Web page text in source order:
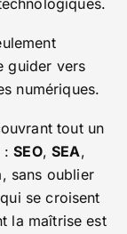
guider vers
numériques.
tout un
:SEO,SEA,
sans oublier
se croisent
la maîtrise est